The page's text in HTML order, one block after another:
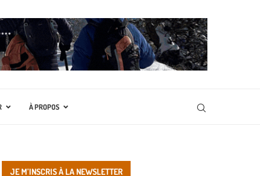
À PROPOS
JE M’INSCRIS À LA NEWSLETTER